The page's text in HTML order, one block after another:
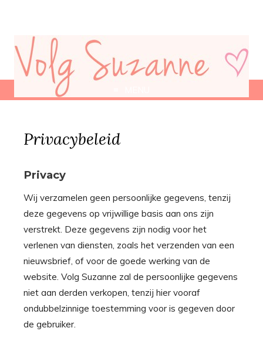
Privacybeleid
Privacy
Wij verzamelen geen persoonlijke gegevens, tenzij
deze gegevens op vrijwillige basis aan ons zijn
verstrekt. Deze gegevens zijn nodig voor het
verlenen van diensten, zoals het verzenden van een
nieuwsbrief, of voor de goede werking van de
website. Volg Suzanne zal de persoonlijke gegevens
niet aan derden verkopen, tenzij hier vooraf
ondubbelzinnige toestemming voor is gegeven door
de gebruiker.